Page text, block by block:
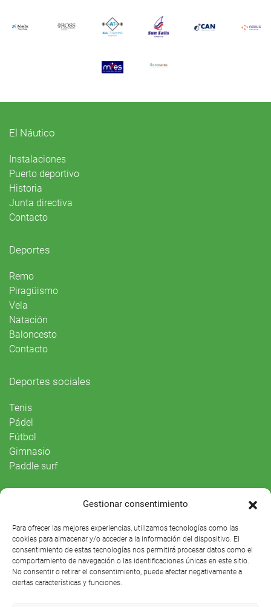
Gestionar consentimiento
Para ofrecer las mejores experiencias, utilizamos tecnologías como las
cookies para almacenar y/o acceder a la información del dispositivo. El
consentimiento de estas tecnologías nos permitirá procesar datos como el
comportamiento de navegación o las identificaciones únicas en este sitio.
No consentir o retirar el consentimiento, puede afectar negativamente a
ciertas características y funciones.
El Náutico
Instalaciones
Puerto deportivo
Historia
Junta directiva
Contacto
Deportes
Remo
Piragüismo
Vela
Natación
Baloncesto
Contacto
Deportes sociales
Tenis
Pádel
Fútbol
Gimnasio
Paddle surf
Agenda